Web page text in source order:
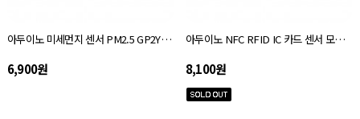
아두이노 미세먼지 센서 PM2.5 GP2Y1010AU0F
6,900원
아두이노 NFC RFID IC 카드 센서 모듈 RFID-PN532
8,100원